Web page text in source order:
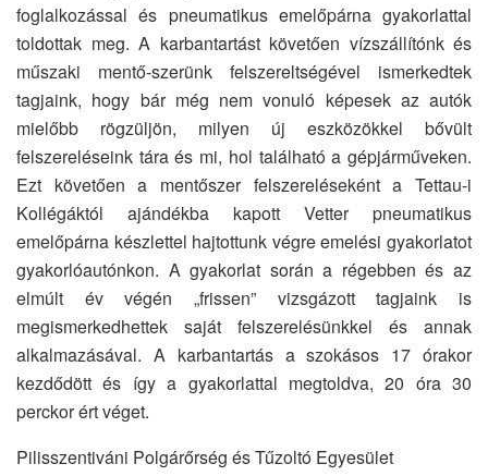
foglalkozással és pneumatikus emelőpárna gyakorlattal
toldottak meg. A karbantartást követően vízszállítónk és
műszaki mentő-szerünk felszereltségével ismerkedtek
tagjaink, hogy bár még nem vonuló képesek az autók
mielőbb rögzüljön, milyen új eszközökkel bővült
felszereléseink tára és mi, hol található a gépjárműveken.
Ezt követően a mentőszer felszereléseként a Tettau-i
Kollégáktól ajándékba kapott Vetter pneumatikus
emelőpárna készlettel hajtottunk végre emelési gyakorlatot
gyakorlóautónkon. A gyakorlat során a régebben és az
elmúlt év végén „frissen” vizsgázott tagjaink is
megismerkedhettek saját felszerelésünkkel és annak
alkalmazásával. A karbantartás a szokásos 17 órakor
kezdődött és így a gyakorlattal megtoldva, 20 óra 30
perckor ért véget.
Pilisszentiváni Polgárőrség és Tűzoltó Egyesület